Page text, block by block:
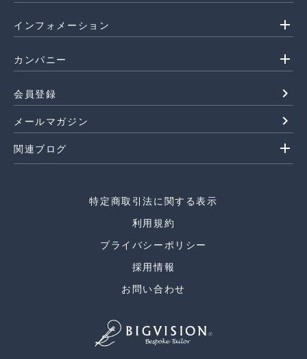
インフォメーション add
カンパニー add
会員登録 navigate_next
メールマガジン navigate_next
関連ブログ add
特定商取引法に関する表示
利用規約
プライバシーポリシー
採用情報
お問い合わせ